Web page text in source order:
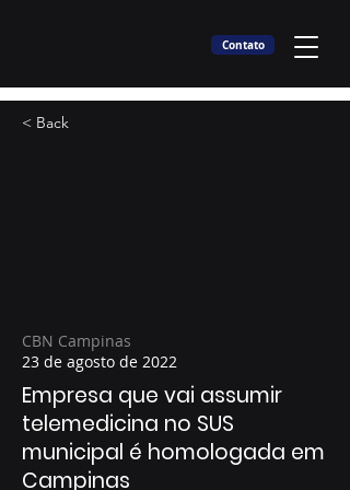
Contato
< Back
CBN Campinas
23 de agosto de 2022
Empresa que vai assumir
telemedicina no SUS
municipal é homologada em
Campinas